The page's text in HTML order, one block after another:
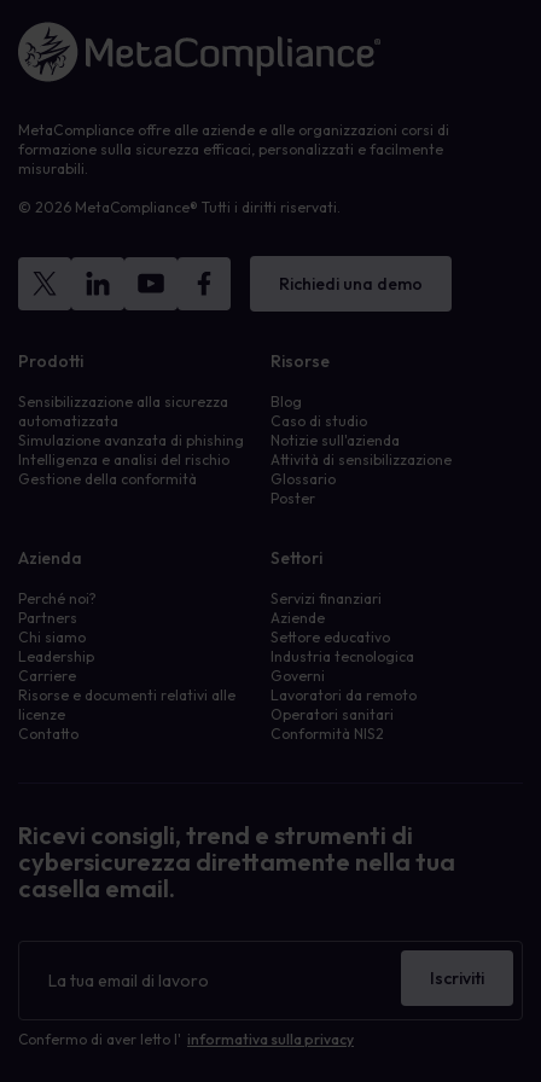
Link alla homepage
MetaCompliance offre alle aziende e alle organizzazioni corsi di
formazione sulla sicurezza efficaci, personalizzati e facilmente
misurabili.
© 2026 MetaCompliance® Tutti i diritti riservati.
Richiedi una demo
Prodotti
Sensibilizzazione alla sicurezza
automatizzata
Simulazione avanzata di phishing
Intelligenza e analisi del rischio
Gestione della conformità
Risorse
Blog
Caso di studio
Notizie sull'azienda
Attività di sensibilizzazione
Glossario
Poster
Azienda
Perché noi?
Partners
Chi siamo
Leadership
Carriere
Risorse e documenti relativi alle
licenze
Contatto
Settori
Servizi finanziari
Aziende
Settore educativo
Industria tecnologica
Governi
Lavoratori da remoto
Operatori sanitari
Conformità NIS2
Ricevi consigli, trend e strumenti di
cybersicurezza direttamente nella tua
casella email.
Confermo di aver letto l' informativa sulla privacy
Iscriviti